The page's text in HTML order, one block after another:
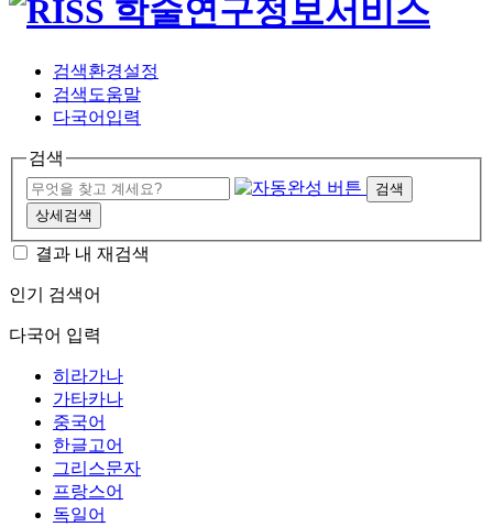
검색환경설정
검색도움말
다국어입력
검색
검색
상세검색
결과 내 재검색
인기 검색어
다국어 입력
히라가나
가타카나
중국어
한글고어
그리스문자
프랑스어
독일어